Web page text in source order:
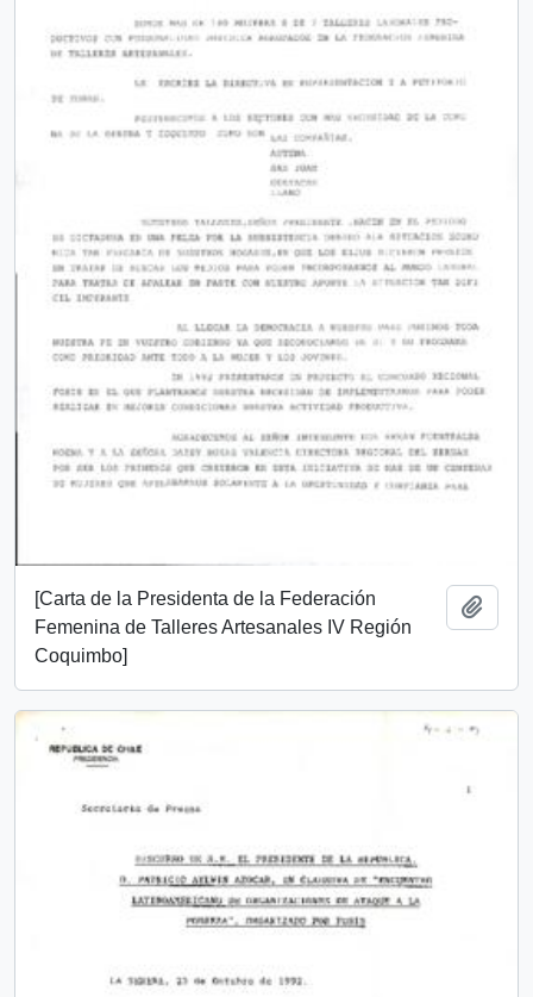
[Carta de la Presidenta de la Federación
Femenina de Talleres Artesanales IV Región
Coquimbo]